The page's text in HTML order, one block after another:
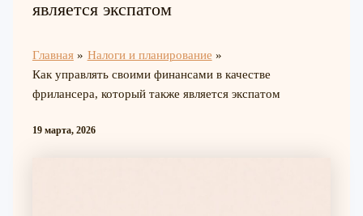
является экспатом
Главная
Налоги и планирование
Как управлять своими финансами в качестве
фрилансера, который также является экспатом
19 марта, 2026